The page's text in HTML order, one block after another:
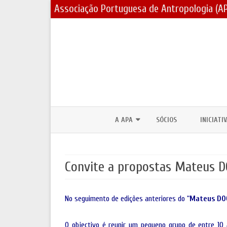
Associação Portuguesa de Antropologia
A APA
ASSEMBLEIAS GERAIS E ELEIÇÕES
CONTACTOS
SÓCIOS
BOLSAS
DIA
Convite a propostas Mateus
No seguimento de edições anteriores do “Mateus
O objectivo é reunir um pequeno grupo de entre